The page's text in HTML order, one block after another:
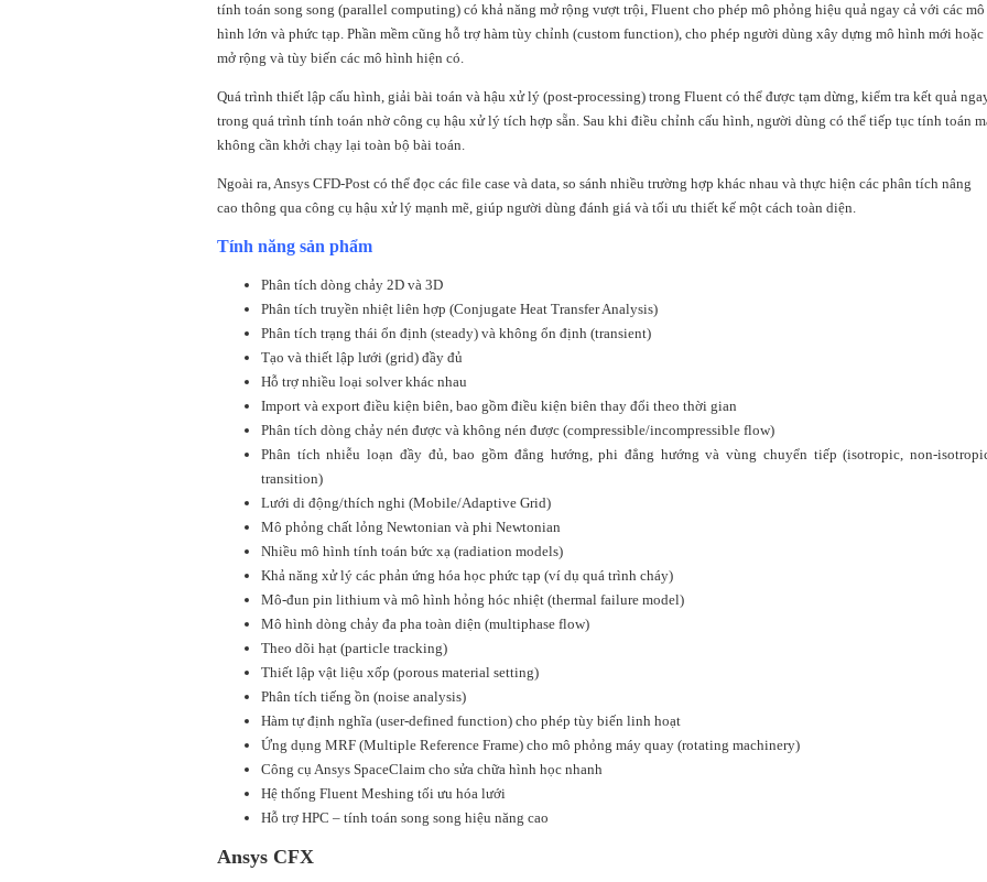
tính toán song song (parallel computing) có khả năng mở rộng vượt trội, Fluent cho phép mô phỏng hiệu quả ngay cả với các mô
hình lớn và phức tạp. Phần mềm cũng hỗ trợ hàm tùy chỉnh (custom function), cho phép người dùng xây dựng mô hình mới hoặc
mở rộng và tùy biến các mô hình hiện có.
Quá trình thiết lập cấu hình, giải bài toán và hậu xử lý (post-processing) trong Fluent có thể được tạm dừng, kiểm tra kết quả
trong quá trình tính toán nhờ công cụ hậu xử lý tích hợp sẵn. Sau khi điều chỉnh cấu hình, người dùng có thể tiếp tục tính toán
không cần khởi chạy lại toàn bộ bài toán.
Ngoài ra, Ansys CFD-Post có thể đọc các file case và data, so sánh nhiều trường hợp khác nhau và thực hiện các phân tích nâng
cao thông qua công cụ hậu xử lý mạnh mẽ, giúp người dùng đánh giá và tối ưu thiết kế một cách toàn diện.
Tính năng sản phẩm
Phân tích dòng chảy 2D và 3D
Phân tích truyền nhiệt liên hợp (Conjugate Heat Transfer Analysis)
Phân tích trạng thái ổn định (steady) và không ổn định (transient)
Tạo và thiết lập lưới (grid) đầy đủ
Hỗ trợ nhiều loại solver khác nhau
Import và export điều kiện biên, bao gồm điều kiện biên thay đổi theo thời gian
Phân tích dòng chảy nén được và không nén được (compressible/incompressible flow)
Phân tích nhiễu loạn đầy đủ, bao gồm đẳng hướng, phi đẳng hướng và vùng chuyển tiếp (isotropic, non-
transition)
Lưới di động/thích nghi (Mobile/Adaptive Grid)
Mô phỏng chất lỏng Newtonian và phi Newtonian
Nhiều mô hình tính toán bức xạ (radiation models)
Khả năng xử lý các phản ứng hóa học phức tạp (ví dụ quá trình cháy)
Mô-đun pin lithium và mô hình hỏng hóc nhiệt (thermal failure model)
Mô hình dòng chảy đa pha toàn diện (multiphase flow)
Theo dõi hạt (particle tracking)
Thiết lập vật liệu xốp (porous material setting)
Phân tích tiếng ồn (noise analysis)
Hàm tự định nghĩa (user-defined function) cho phép tùy biến linh hoạt
Ứng dụng MRF (Multiple Reference Frame) cho mô phỏng máy quay (rotating machinery)
Công cụ Ansys SpaceClaim cho sửa chữa hình học nhanh
Hệ thống Fluent Meshing tối ưu hóa lưới
Hỗ trợ HPC – tính toán song song hiệu năng cao
Ansys CFX